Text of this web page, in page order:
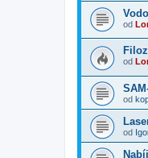
od
od
od
od